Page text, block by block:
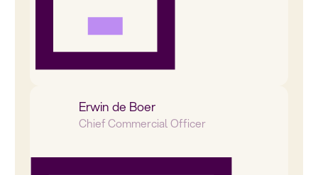
Erwin de Boer
Chief Commercial Officer